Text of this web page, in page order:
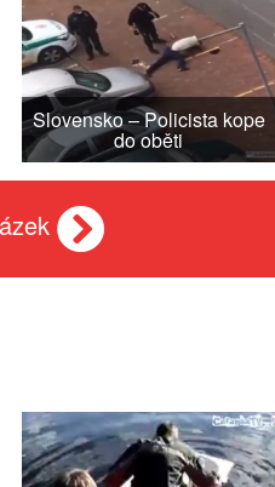
Slovensko – Policista kope
do oběti